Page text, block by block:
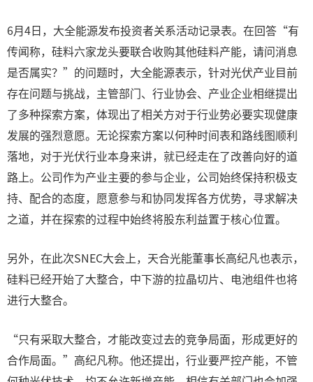
6月4日，大全能源发布投资者关系活动记录表。在回答“有
传闻称，硅料六家龙头要联合收购其他硅料产能，请问消息
是否属实？”的问题时，大全能源表示，针对光伏产业目前
存在问题与挑战，主管部门、行业协会、产业企业相继提出
了多种探索方案，体现出了相关方对于行业势必要实现健康
发展的强烈意愿。无论探索方案以何种时间表和路线图顺利
落地，对于光伏行业本身来讲，就已经走在了改善向好的道
路上。公司作为产业主要的参与企业，公司始终保持积极支
持、配合的态度，愿意参与和协同发挥各方优势，寻求解决
之道，并在探索的过程中始终将股东利益置于核心位置。
另外，在此次SNEC大会上，天合光能董事长高纪凡也表示，
硅料已经开始了大整合，中下游的拉晶切片、电池组件也将
进行大整合。
“只有采取大整合，才能改变过去的竞争局面，形成更好的
合作局面。”高纪凡称。他还提出，行业要严控产能，不管